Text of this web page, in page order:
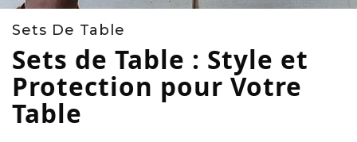
Sets De Table
Sets de Table : Style et
Protection pour Votre
Table